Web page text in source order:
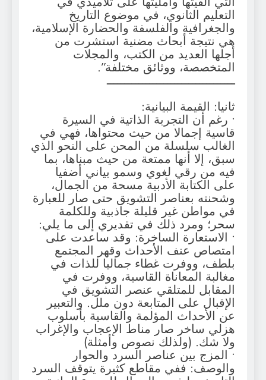
التعليم الثانوي، في موضوع التاريخ
والجغرافية والفلسفة والحضارة الإسلامية،
هي نتيجة أبحاث مضنية استشرت من
أجلها العديد من الكتب، والمجلات
المتخصصة، ووثائق مختلفة”.
ــــــــــــــــــــــــــــــــــــ
ثانيا: القيمة البيانية:
• رغم أن التجربة الذاتية في السيرة
قاسية إجمالا من حيث محتواها، فهي في
الغالب سلسلة من المحن على النحو الذي
سبق، إلا أنها ممتعة من حيث مبناها، بما
فيه من رقي لغوي وسمو بياني أضفيا
على الكتابة الأدبية مسحة من الجمال،
وشحنته بعناصر التشويق حتى صار للعبارة
في مواطن غير قليلة جاذبية وللكلمة
سحر؛ ومرد ذلك في تقديري إلى ما يلي:
• الاستعارة الساخرة: وقد ساعدت على
امتصاص عنف الأحداث وقهر المجتمع
بلطف، ووفرت غطاء جماليا للذات في
مغالبة المعاناة القاسية، ووفرت في
المقابل للمتلقي عنصر التشويق في
الإقبال على المتابعة دون ملل. والتعبير
عن الأحداث المؤلمة والقاسية بأسلوب
هزلي ساخر صار مناط الإعجاب والإغراب
ولا شك. (ولذلك نصوص وأمثلة)
• المزج بين عناصر السرد والحوار
والوصف: ففي مقاطع كثيرة يتوقف السرد